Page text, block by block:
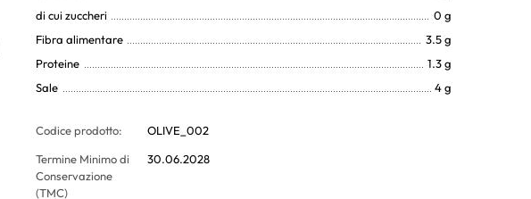
di cui zuccheri
0 g
Fibra alimentare
3.5 g
Proteine
1.3 g
Sale
4 g
Codice prodotto:
OLIVE_002
Termine Minimo di
Conservazione
(TMC)
30.06.2028